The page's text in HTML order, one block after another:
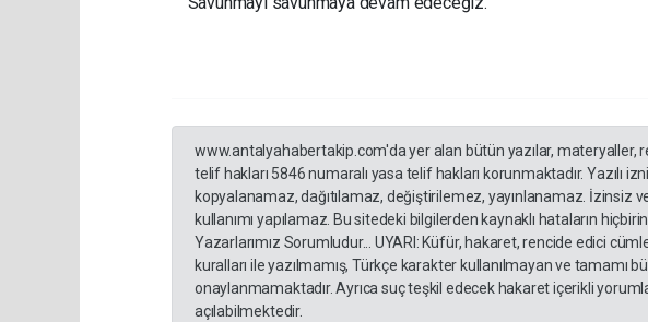
www.antalyahabertakip.com'da yer alan bütün yazılar, materyaller,
telif hakları 5846 numaralı yasa telif hakları korunmaktadır. Yazılı
kopyalanamaz, dağıtılamaz, değiştirilemez, yayınlanamaz. İzinsiz
kullanımı yapılamaz. Bu sitedeki bilgilerden kaynaklı hataların
Yazarlarımız Sorumludur... UYARI: Küfür, hakaret, rencide edici
kuralları ile yazılmamış, Türkçe karakter kullanılmayan ve tamamı
onaylanmamaktadır. Ayrıca suç teşkil edecek hakaret içerikli
açılabilmektedir.